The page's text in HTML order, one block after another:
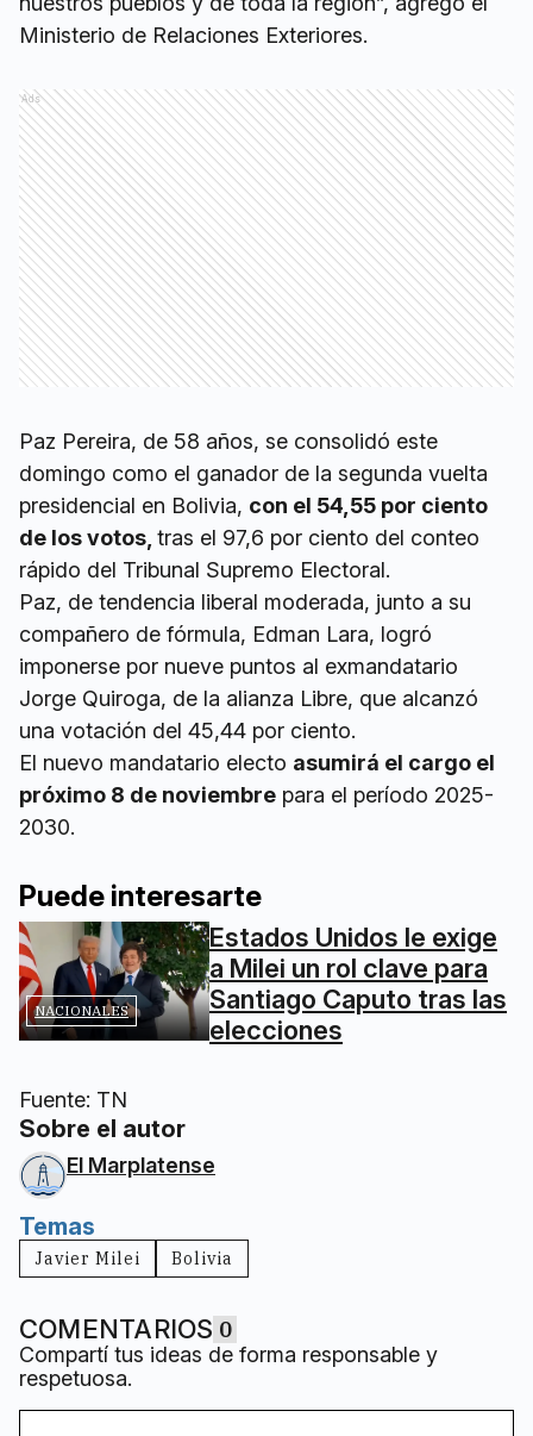
Ministerio de Relaciones Exteriores.
Ads
Paz Pereira, de 58 años, se consolidó este
domingo como el ganador de la segunda vuelta
presidencial en Bolivia, con el 54,55 por ciento
de los votos, tras el 97,6 por ciento del conteo
rápido del Tribunal Supremo Electoral.
Paz, de tendencia liberal moderada, junto a su
compañero de fórmula, Edman Lara, logró
imponerse por nueve puntos al exmandatario
Jorge Quiroga, de la alianza Libre, que alcanzó
una votación del 45,44 por ciento.
El nuevo mandatario electo asumirá el cargo el
próximo 8 de noviembre para el período 2025-
2030.
Puede interesarte
NACIONALES
Estados Unidos le exige
a Milei un rol clave para
Santiago Caputo tras las
elecciones
Fuente: TN
Sobre el autor
El Marplatense
Temas
Javier Milei Bolivia
COMENTARIOS 0
Compartí tus ideas de forma responsable y
respetuosa.